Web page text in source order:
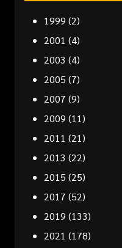
1999 (2)
2001 (4)
2003 (4)
2005 (7)
2007 (9)
2009 (11)
2011 (21)
2013 (22)
2015 (25)
2017 (52)
2019 (133)
2021 (178)